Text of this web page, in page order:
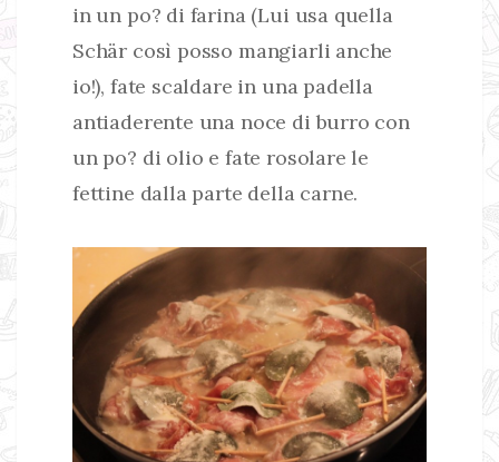
in un po? di farina (Lui usa quella
Schär così posso mangiarli anche
io!), fate scaldare in una padella
antiaderente una noce di burro con
un po? di olio e fate rosolare le
fettine dalla parte della carne.